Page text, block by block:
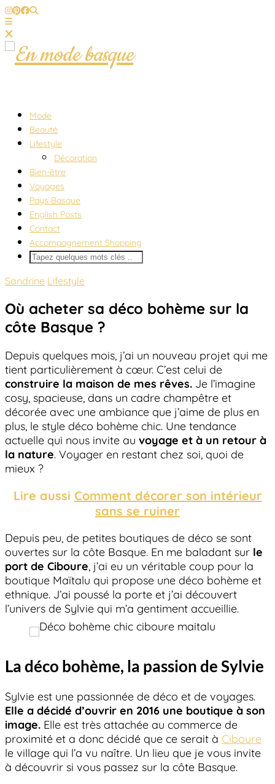
Mode
Beauté
Lifestyle
Décoration
Bien-être
Voyages
Pays Basque
English Posts
Contact
Accompagnement Shopping
Sandrine Lifestyle
Où acheter sa déco bohème sur la
côte Basque ?
Depuis quelques mois, j’ai un nouveau projet qui me
tient particulièrement à cœur. C’est celui de
construire la maison de mes rêves. Je l’imagine
cosy, spacieuse, dans un cadre champêtre et
décorée avec une ambiance que j’aime de plus en
plus, le style déco bohème chic. Une tendance
actuelle qui nous invite au voyage et à un retour à
la nature. Voyager en restant chez soi, quoi de
mieux ?
Lire aussi Comment décorer son intérieur
sans se ruiner
Depuis peu, de petites boutiques de déco se sont
ouvertes sur la côte Basque. En me baladant sur le
port de Ciboure, j’ai eu un véritable coup pour la
boutique Maïtalu qui propose une déco bohème et
ethnique. J’ai poussé la porte et j’ai découvert
l’univers de Sylvie qui m’a gentiment accueillie.
La déco bohème, la passion de Sylvie
Sylvie est une passionnée de déco et de voyages.
Elle a décidé d’ouvrir en 2016 une boutique à son
image. Elle est très attachée au commerce de
proximité et a donc décidé que ce serait à Ciboure
le village qui l’a vu naître. Un lieu que je vous invite
à découvrir si vous passez sur la côte Basque.